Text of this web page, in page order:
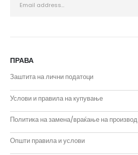
ПРАВА
Заштита на лични податоци
Услови и правила на купување
Политика на замена/враќање на производ
Општи правила и услови